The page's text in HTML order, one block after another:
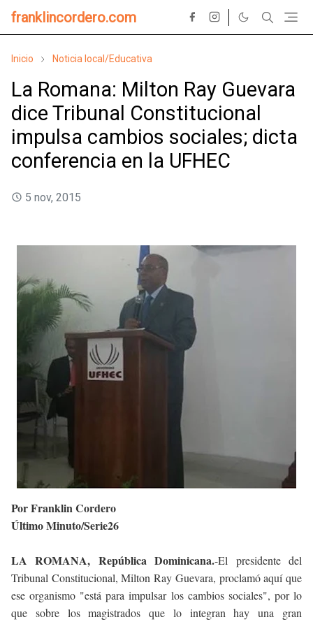
franklincordero.com
Inicio Noticia local/Educativa
La Romana: Milton Ray Guevara
dice Tribunal Constitucional
impulsa cambios sociales; dicta
conferencia en la UFHEC
5 nov, 2015
Por Franklin Cordero
Último Minuto/Serie26
LA ROMANA, República Dominicana.-El presidente del
Tribunal Constitucional, Milton Ray Guevara, proclamó aquí que
ese organismo "está para impulsar los cambios sociales", por lo
que sobre los magistrados que lo integran hay una gran